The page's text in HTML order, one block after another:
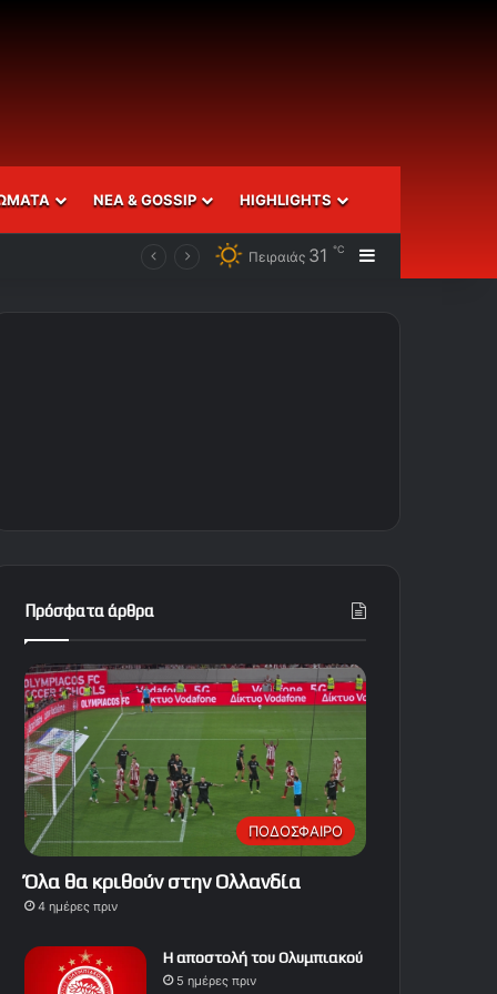
ΝΕΑ & GOSSIP HIGHLIGHTS
Πειραιάς 31 ℃
Πρόσφατα άρθρα
ΠΟΔΟΣΦΑΙΡΟ
Όλα θα κριθούν στην Ολλανδία
4 ημέρες πριν
Η αποστολή του Ολυμπιακού
5 ημέρες πριν